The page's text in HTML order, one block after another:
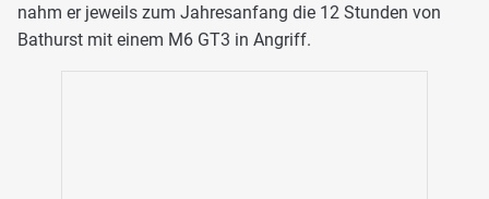
nahm er jeweils zum Jahresanfang die 12 Stunden von
Bathurst mit einem M6 GT3 in Angriff.